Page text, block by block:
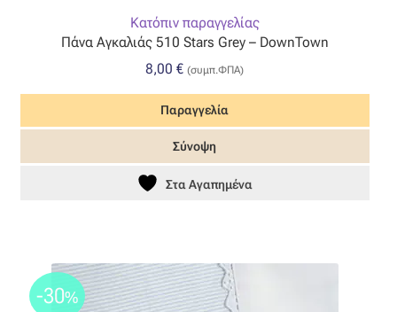
Ψάθα
Κατόπιν παραγγελίας
Πάνα Αγκαλιάς 510 Stars Grey – DownTown
8,00€ (συμπ.ΦΠΑ)
Παραγγελία
Σύνοψη
Στα Αγαπημένα
-30%